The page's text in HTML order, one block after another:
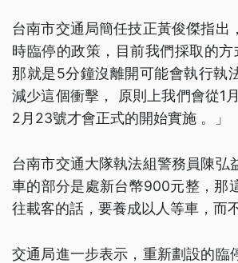
台南市交通局簡任技正黃俊傑指出
時臨停的政策，目前我們採取的方
那就是5分鐘沒離開可能會執行執
減少這個衝擊， 原則上我們會從1
2月23號才會正式的開始實施 。」
台南市交通大隊執法組警務員陳弘
車的部分是處新台幣900元整，那
往載客的話，要養成以人等車，而
交通局進一步表示，重新劃設的臨